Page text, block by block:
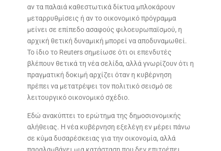
αν τα παλαιά καθεστωτικά δίκτυα μπλοκάρουν
μεταρρυθμίσεις ή αν το οικονομικό πρόγραμμα
μείνει σε επίπεδο ασαφούς φιλοευρωπαϊσμού, η
αρχική θετική δυναμική μπορεί να αποδυναμωθεί.
Το ίδιο το Reuters σημείωσε ότι οι επενδυτές
βλέπουν θετικά τη νέα σελίδα, αλλά γνωρίζουν ότι η
πραγματική δοκιμή αρχίζει όταν η κυβέρνηση
πρέπει να μετατρέψει τον πολιτικό σεισμό σε
λειτουργικό οικονομικό σχέδιο.
Εδώ ανακύπτει το ερώτημα της δημοσιονομικής
αλήθειας. Η νέα κυβέρνηση εξελέγη εν μέρει πάνω
σε κύμα δυσαρέσκειας για την οικονομία, αλλά
παραλαμβάνει μια κατάσταση που δεν επιτρέπει